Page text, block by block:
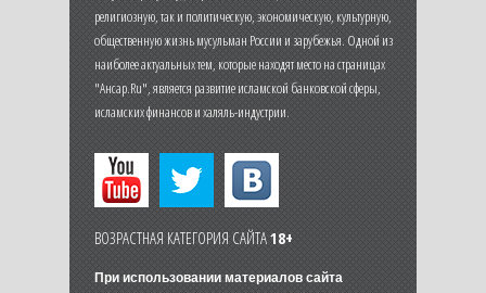
религиозную, так и политическую, экономическую, культурную,
общественную жизнь мусульман России и зарубежья. Одной из
наиболее актуальных тем, которые находят место на страницах
"Ансар.Ru", является развитие исламской банковской сферы,
исламских финансов и халяль-индустрии.
ВОЗРАСТНАЯ КАТЕГОРИЯ САЙТА18+
При использовании материалов сайта